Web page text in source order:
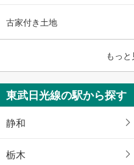
古家付き土地
もっと
東武日光線の駅から探す
静和
栃木